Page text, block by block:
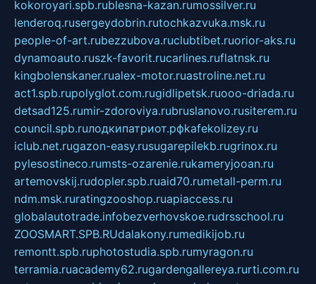
kokoroyari.spb.rublesna-kazan.rumossilver.ru
lenderoq.rusergeydobrin.rutochkazvuka.msk.ru
people-of-art.rubezzubova.ruclubtibet.ruorior-aks.ru
dynamoauto.ruszk-favorit.rucarlines.ruflatnsk.ru
kingbolenskaner.rualex-motor.ruastroline.net.ru
act1.spb.rupolyglot.com.rugidlipetsk.ruooo-driada.ru
detsad125.rumir-zdoroviya.rubruslanovo.rusiterem.ru
council.spb.ruлодкипатриот.рфkafekolizey.ru
iclub.net.rugazon-easy.rusugarepilekb.rugrinox.ru
pylesostineco.rumsts-ozarenie.rukameryjooan.ru
artemovskij.rudopler.spb.ruaid70.rumetall-perm.ru
ndm.msk.ruratingzooshop.ruapiaccess.ru
globalautotrade.infobezverhovskoe.rudrsschool.ru
ZOOSMART.SPB.RUdalakony.rumedikijob.ru
remontt.spb.ruphotostudia.spb.rumyragon.ru
terramia.ruacademy62.rugardengallereya.rurti.com.ru